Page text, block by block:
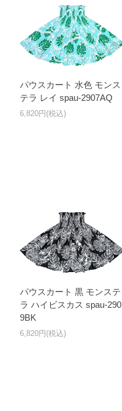
パウスカート 水色 モンス
テラ レイ spau-2907AQ
6,820円(税込)
パウスカート 黒 モンステ
ラ ハイビスカス spau-290
9BK
6,820円(税込)